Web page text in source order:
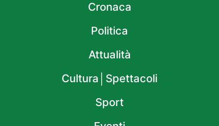
Cronaca
Politica
Attualità
Cultura│Spettacoli
Sport